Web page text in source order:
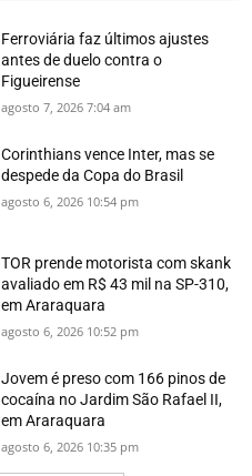
Ferroviária faz últimos ajustes
antes de duelo contra o
Figueirense
agosto 7, 2026 7:04 am
Corinthians vence Inter, mas se
despede da Copa do Brasil
agosto 6, 2026 10:54 pm
TOR prende motorista com skank
avaliado em R$ 43 mil na SP-310,
em Araraquara
agosto 6, 2026 10:52 pm
Jovem é preso com 166 pinos de
cocaína no Jardim São Rafael II,
em Araraquara
agosto 6, 2026 10:35 pm